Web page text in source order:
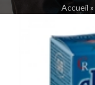
Accueil »